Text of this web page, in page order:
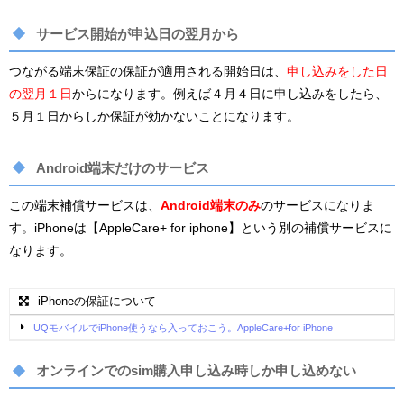
サービス開始が申込日の翌月から
つながる端末保証の保証が適用される開始日は、 申し込みをした日
の翌月１日 からになります。例えば４月４日に申し込みをしたら、
５月１日からしか保証が効かないことになります。
Android端末だけのサービス
この端末補償サービスは、 Android端末のみのサービスになりま
す。iPhoneは【AppleCare+ for iphone】という別の補償サービスに
なります。
iPhoneの保証について
UQモバイルでiPhone使うなら入っておこう。AppleCare+for iPhone
オンラインでのsim購入申し込み時しか申し込めない